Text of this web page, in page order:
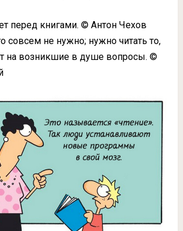
перед книгами. © Антон Чехов
совсем не нужно; нужно читать то,
на возникшие в душе вопросы. ©